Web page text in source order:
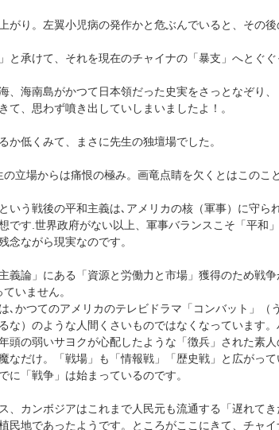
がり。左翼小児病の発作かと危ぶんでいると、その後
と承けて、それを現在のチャイナの「暴支」へとぐぐ
、海南島がかつて日本領だった史実をさっとなぞり、
て、思わず噴き出していしまいましたよ！。
か低くみて、まさに先生の独壇場でした。
立場からは痛恨の極み。画竜点睛を欠くとはこのこと
いう戦後の平和主義は､アメリカの核（軍事）に守ら
です.世界政府がない以上、軍事バランスこそ「平和
念ながら現実なのです。
義論」にある「資源と労働力と市場」獲得のため戦争
いません。
､かつてのアメリカのテレビドラマ「コンバット」（
な）のような人間くさいものではなくなっています。
頭の弱いサヨクが心配したような「徴兵」された素人
なだけ。「戦場」も「情報戦」「歴史戦」と広がって
に「戦争」は始まっているのです。
、カンボジアはこれまで人民元も流通する「遅れてき
民地であったようです。ところがここにきて、チャイ